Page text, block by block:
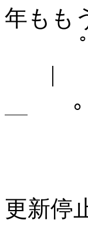
年もも
ﾟ
|
￣
更新停